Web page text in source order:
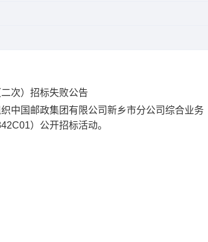
次）招标失败公告
中国邮政集团有限公司新乡市分公司综合业务
）公开招标活动。